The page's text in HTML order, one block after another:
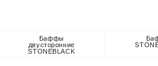
Баффы
двусторонние
STONEBLACK